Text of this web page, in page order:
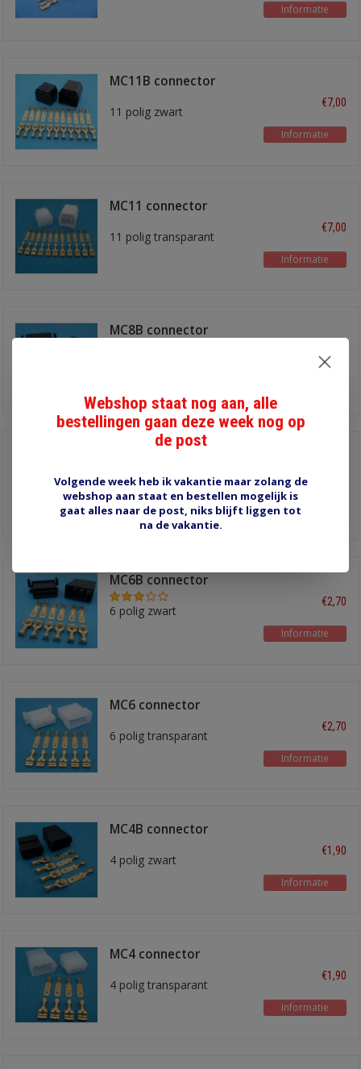
Informatie
MC11B connector
11 polig zwart
€7,00
Informatie
MC11 connector
11 polig transparant
€7,00
Informatie
MC8B connector
8 polig transparant
Informatie
MC6B connector
6 polig zwart
€2,70
Informatie
MC6 connector
6 polig transparant
€2,70
Informatie
MC4B connector
4 polig zwart
€1,90
Informatie
MC4 connector
4 polig transparant
€1,90
Informatie
Webshop staat nog aan, alle
bestellingen gaan deze week nog op
de post
Volgende week heb ik vakantie maar zolang de
webshop aan staat en bestellen mogelijk is
gaat alles naar de post, niks blijft liggen tot
na de vakantie.